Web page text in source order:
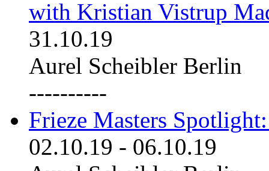
with Kristian Vistrup
31.10.19
Aurel Scheibler Berlin
----------
Frieze Masters
02.10.19 - 06.10.19